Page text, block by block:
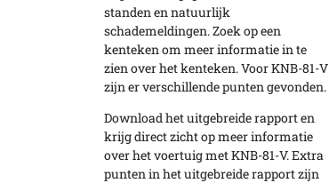
standen en natuurlijk
schademeldingen. Zoek op een
kenteken om meer informatie in te
zien over het kenteken. Voor KNB-81-V
zijn er verschillende punten gevonden.
Download het uitgebreide rapport en
krijg direct zicht op meer informatie
over het voertuig met KNB-81-V. Extra
punten in het uitgebreide rapport zijn